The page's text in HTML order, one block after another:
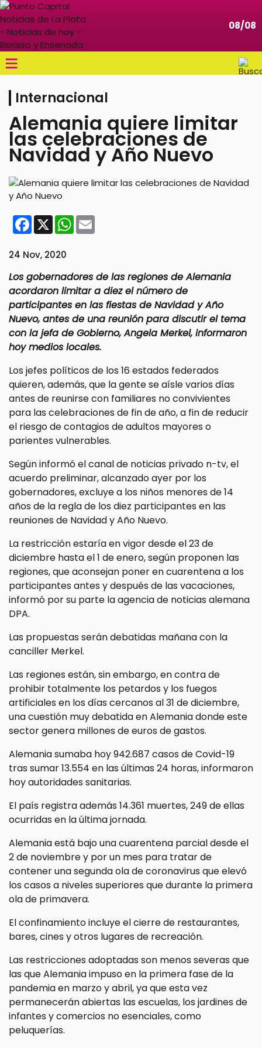
08/08
≡
Internacional
Alemania quiere limitar
las celebraciones de
Navidad y Año Nuevo
Facebook
X WhatsApp
Email
24 Nov, 2020
Los gobernadores de las regiones de Alemania
acordaron limitar a diez el número de
participantes en las fiestas de Navidad y Año
Nuevo, antes de una reunión para discutir el tema
con la jefa de Gobierno, Angela Merkel, informaron
hoy medios locales.
Los jefes políticos de los 16 estados federados
quieren, además, que la gente se aísle varios días
antes de reunirse con familiares no convivientes
para las celebraciones de fin de año, a fin de reducir
el riesgo de contagios de adultos mayores o
parientes vulnerables.
Según informó el canal de noticias privado n-tv, el
acuerdo preliminar, alcanzado ayer por los
gobernadores, excluye a los niños menores de 14
años de la regla de los diez participantes en las
reuniones de Navidad y Año Nuevo.
La restricción estaría en vigor desde el 23 de
diciembre hasta el 1 de enero, según proponen las
regiones, que aconsejan poner en cuarentena a los
participantes antes y después de las vacaciones,
informó por su parte la agencia de noticias alemana
DPA.
Las propuestas serán debatidas mañana con la
canciller Merkel.
Las regiones están, sin embargo, en contra de
prohibir totalmente los petardos y los fuegos
artificiales en los días cercanos al 31 de diciembre,
una cuestión muy debatida en Alemania donde este
sector genera millones de euros de gastos.
Alemania sumaba hoy 942.687 casos de Covid-19
tras sumar 13.554 en las últimas 24 horas, informaron
hoy autoridades sanitarias.
El país registra además 14.361 muertes, 249 de ellas
ocurridas en la última jornada.
Alemania está bajo una cuarentena parcial desde el
2 de noviembre y por un mes para tratar de
contener una segunda ola de coronavirus que elevó
los casos a niveles superiores que durante la primera
ola de primavera.
El confinamiento incluye el cierre de restaurantes,
bares, cines y otros lugares de recreación.
Las restricciones adoptadas son menos severas que
las que Alemania impuso en la primera fase de la
pandemia en marzo y abril, ya que esta vez
permanecerán abiertas las escuelas, los jardines de
infantes y comercios no esenciales, como
peluquerías.